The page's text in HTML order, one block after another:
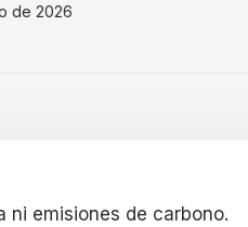
de 2026
ni emisiones de carbono.